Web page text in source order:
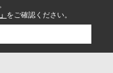
をご確認ください。